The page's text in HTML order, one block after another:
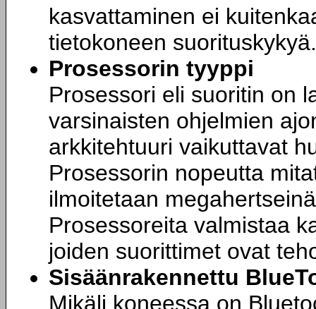
kasvattaminen ei
tietokoneen suorituskykyä.
Prosessorin tyyppi
Prosessori eli suoritin on
varsinaisten ohjelmien
arkkitehtuuri vaikuttavat
Prosessorin nopeutta
ilmoitetaan
Prosessoreita valmistaa
joiden suorittimet ovat
Sisäänrakennettu
Mikäli koneessa on